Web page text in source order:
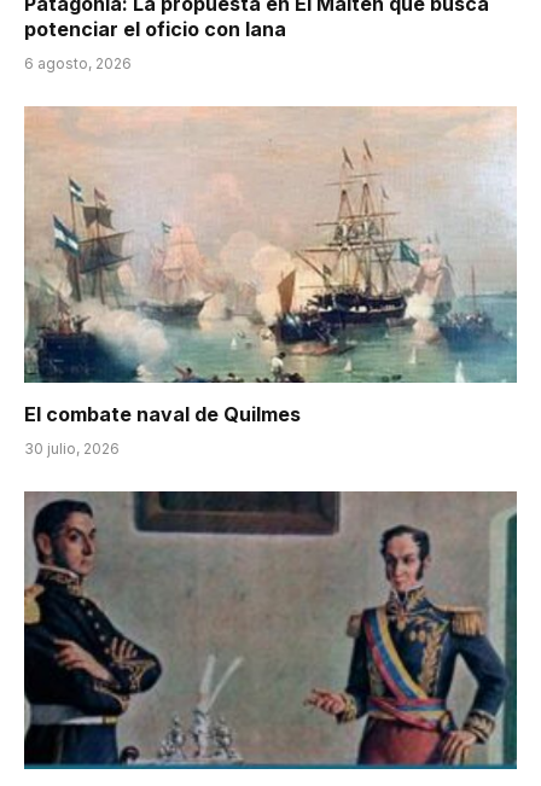
potenciar el oficio con lana
6 agosto, 2026
El combate naval de Quilmes
30 julio, 2026